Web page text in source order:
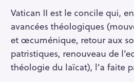
Vatican II est le concile qui,
avancées théologiques
et œcuménique, retour aux
patristiques, renouveau de
théologie du laïcat), l’a faite